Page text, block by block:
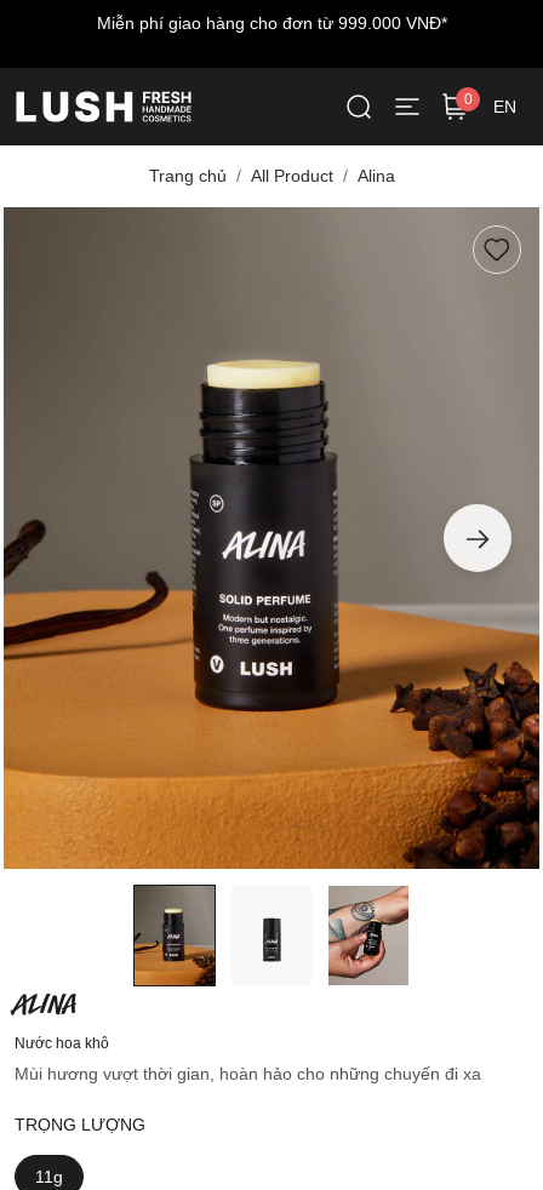
Miễn phí giao hàng cho đơn từ 999.000 VNĐ*
0 EN
Trang chủ All Product Alina
ALINA
Nước hoa khô
Mùi hương vượt thời gian, hoàn hảo cho những chuyến đi xa
TRỌNG LƯỢNG
11g